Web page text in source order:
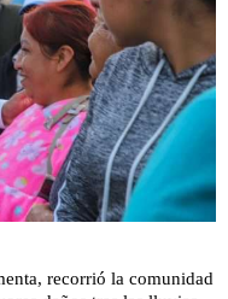
recorrió la comunidad